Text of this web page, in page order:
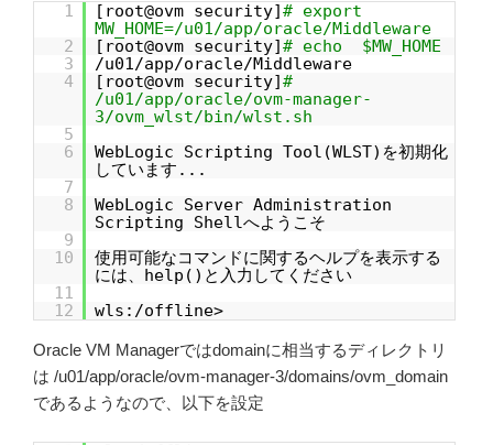
1 [root@ovm security]# export
MW_HOME=/u01/app/oracle/Middleware
2
[root@ovm security]# echo $MW_HOME
3
/u01/app/oracle/Middleware
4
[root@ovm security]#
/u01/app/oracle/ovm-manager-
3/ovm_wlst/bin/wlst.sh
5
6
WebLogic Scripting Tool(WLST)を初期化
しています...
7
8
WebLogic Server Administration
Scripting Shellへようこそ
9
10
使用可能なコマンドに関するヘルプを表示する
には、help()と入力してください
11
12
wls:/offline>
Oracle VM Managerではdomainに相当するディレクトリ
は /u01/app/oracle/ovm-manager-3/domains/ovm_domain
であるようなので、以下を設定